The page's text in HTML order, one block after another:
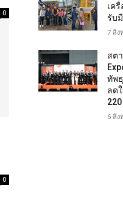
0
0
เค
รับ
7 สิง
สต
ทัพ
ลด
6 สิง